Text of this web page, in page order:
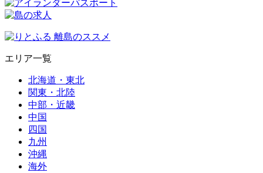
エリア一覧
北海道・東北
関東・北陸
中部・近畿
中国
四国
九州
沖縄
海外